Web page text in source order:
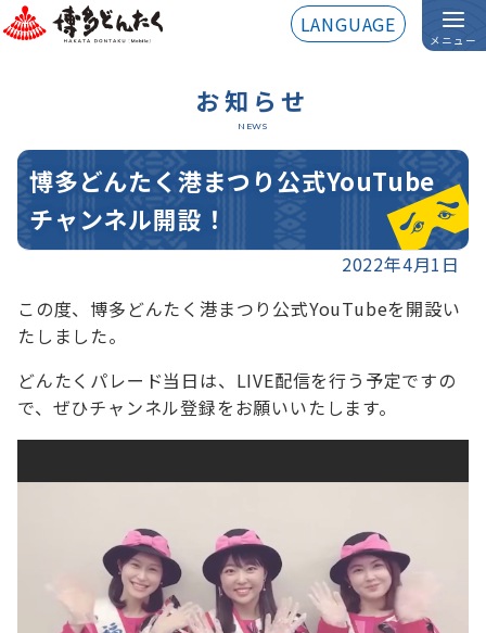
LANGUAGE
メニュー
お知らせ
NEWS
博多どんたく港まつり公式YouTube
チャンネル開設！
2022年4月1日
この度、博多どんたく港まつり公式YouTubeを開設い
たしました。
どんたくパレード当日は、LIVE配信を行う予定ですの
で、ぜひチャンネル登録をお願いいたします。